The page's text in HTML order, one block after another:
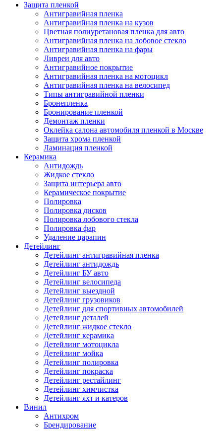
Защита пленкой
Антигравийная пленка
Антигравийная пленка на кузов
Цветная полиуретановая пленка для авто
Антигравийная пленка на лобовое стекло
Антигравийная пленка на фары
Ливреи для авто
Антигравийное покрытие
Антигравийная пленка на мотоцикл
Антигравийная пленка на велосипед
Типы антигравийной пленки
Бронепленка
Бронирование пленкой
Демонтаж пленки
Оклейка салона автомобиля пленкой в Москве
Защита хрома пленкой
Ламинация пленкой
Керамика
Антидождь
Жидкое стекло
Защита интерьера авто
Керамическое покрытие
Полировка
Полировка дисков
Полировка лобового стекла
Полировка фар
Удаление царапин
Детейлинг
Детейлинг антигравийная пленка
Детейлинг антидождь
Детейлинг БУ авто
Детейлинг велосипеда
Детейлинг выездной
Детейлинг грузовиков
Детейлинг для спортивных автомобилей
Детейлинг деталей
Детейлинг жидкое стекло
Детейлинг керамика
Детейлинг мотоцикла
Детейлинг мойка
Детейлинг полировка
Детейлинг покраска
Детейлинг рестайлинг
Детейлинг химчистка
Детейлинг яхт и катеров
Винил
Антихром
Брендирование